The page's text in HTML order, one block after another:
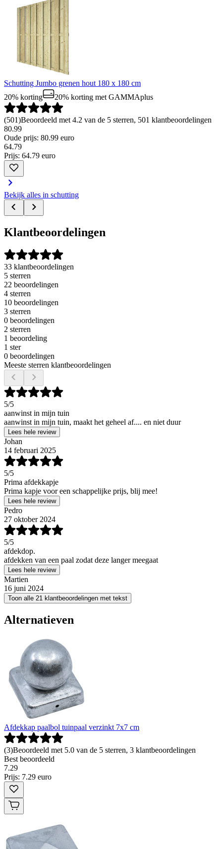
Schutting Jumbo grenen hout 180 x 180 cm
20% korting
20% korting met GAMMAplus
(501)Beoordeeld met 4.2 van de 5 sterren, 501 klantbeoordelingen
80.99
Oude prijs: 80.99 euro
64.79
Prijs: 64.79 euro
Bekijk alles in schutting
Klantbeoordelingen
33 klantbeoordelingen
5 sterren
22 beoordelingen
4 sterren
10 beoordelingen
3 sterren
0 beoordelingen
2 sterren
1 beoordeling
1 ster
0 beoordelingen
Meeste sterren klantbeoordelingen
5/5
aanwinst in mijn tuin
aanwinst in mijn tuin, maakt het geheel af.... en niet duur
Lees hele review
Johan
14 februari 2025
5/5
Prima afdekkapje
Prima kapje voor een schappelijke prijs, blij mee!
Lees hele review
Pedro
27 oktober 2024
5/5
afdekdop.
afdekken van een paal zodat deze langer meegaat
Lees hele review
Martien
16 juni 2024
Toon alle 21 klantbeoordelingen met tekst
Alternatieven
Afdekkap paalbol tuinpaal verzinkt 7x7 cm
(3)Beoordeeld met 5.0 van de 5 sterren, 3 klantbeoordelingen
Best beoordeeld
7.29
Prijs: 7.29 euro